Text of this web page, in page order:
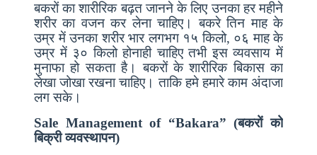
बकरों का शारीरिक बढ़त जानने के लिए उनका हर महीने
शरीर का वजन कर लेना चाहिए। बकरे तिन माह के
उम्र में उनका शरीर भार लगभग १५ किलो, ०६ माह के
उम्र में ३० किलो होनाही चाहिए तभी इस व्यवसाय में
मुनाफा हो सकता है। बकरों के शारीरिक बिकास का
लेखा जोखा रखना चाहिए। ताकि हमे हमारे काम अंदाजा
लग सके।
Sale Management of “Bakara” (बकरों को
बिक्री व्यवस्थापन)